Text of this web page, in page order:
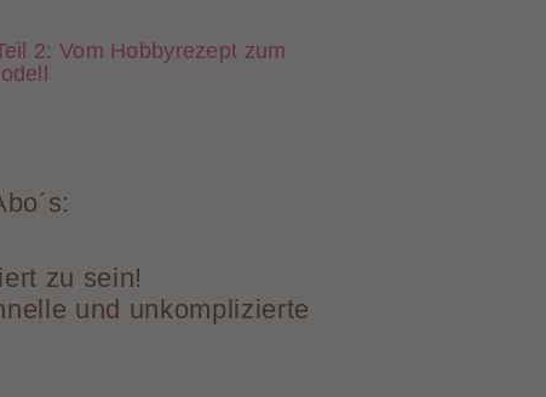
2: Vom Hobbyrezept zum
zu sein!
und unkomplizierte